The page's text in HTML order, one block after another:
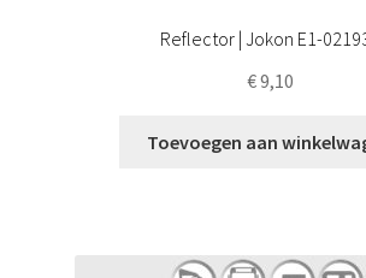
Reflector | Jokon E1-
€9,10
Toevoegen aan